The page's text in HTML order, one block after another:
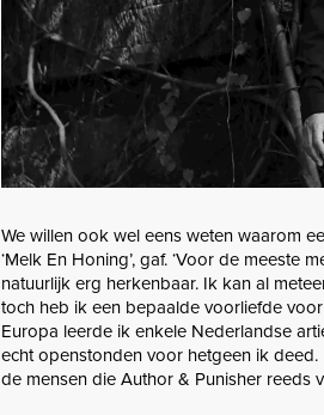
We willen ook wel eens weten waarom
‘Melk En Honing’, gaf. ‘Voor de meeste
natuurlijk erg herkenbaar. Ik kan al
toch heb ik een bepaalde voorliefde
Europa leerde ik enkele Nederlandse
echt openstonden voor hetgeen ik deed.
de mensen die Author & Punisher reeds